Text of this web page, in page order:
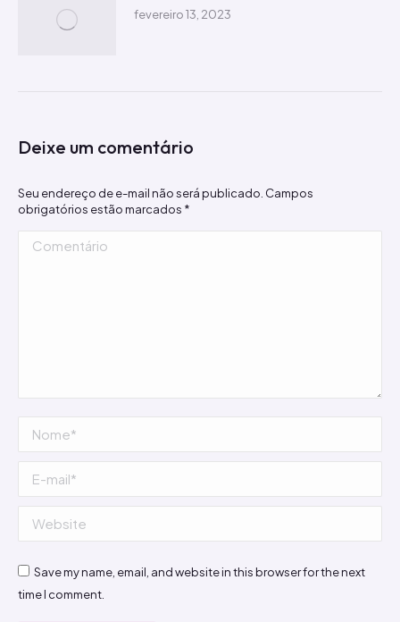
fevereiro 13, 2023
Deixe um comentário
Seu endereço de e-mail não será publicado. Campos
obrigatórios estão marcados *
Comentário
Nome *
E-mail *
Website
Save my name, email, and website in this browser for the next
time I comment.